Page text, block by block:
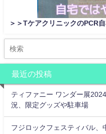
＞＞TケアクリニックのPCR
最近の投稿
ティファニー ワンダー展
況、限定グッズや駐車場
フジロックフェスティバル、